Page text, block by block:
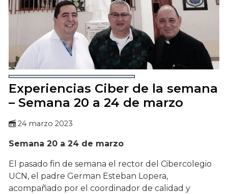
Experiencias Ciber de la semana
– Semana 20 a 24 de marzo
24 marzo 2023
Semana 20 a 24 de marzo
El pasado fin de semana el rector del Cibercolegio
UCN, el padre German Esteban Lopera,
acompañado por el coordinador de calidad y